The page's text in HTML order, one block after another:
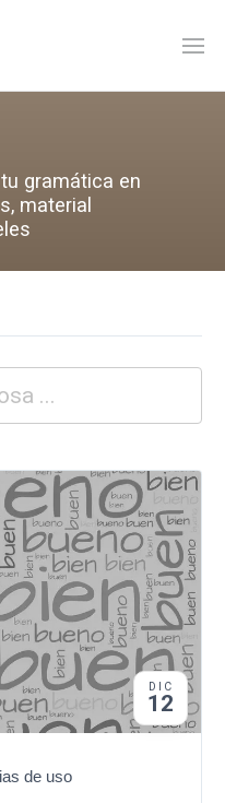
gramática en
material
DIC
12
de uso